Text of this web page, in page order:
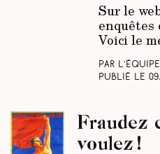
Sur le
enquêtes
Voici le
Par
Publié le
Fraudez
voulez !